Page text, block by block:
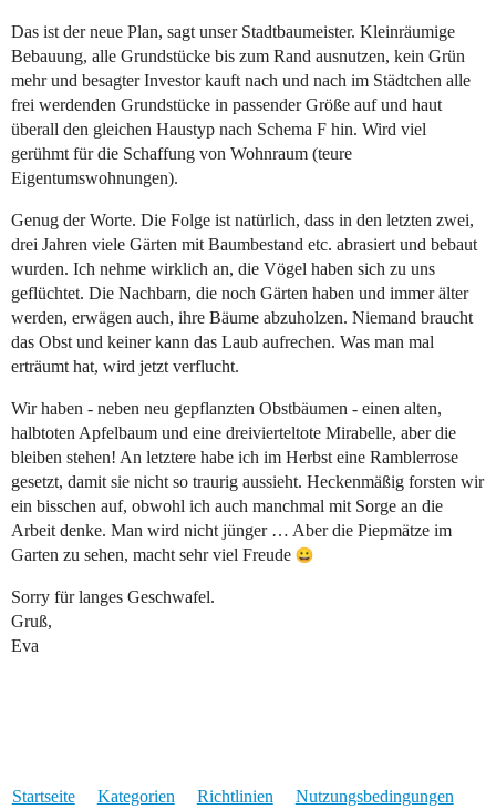
Das ist der neue Plan, sagt unser Stadtbaumeister. Kleinräumige
Bebauung, alle Grundstücke bis zum Rand ausnutzen, kein Grün
mehr und besagter Investor kauft nach und nach im Städtchen alle
frei werdenden Grundstücke in passender Größe auf und haut
überall den gleichen Haustyp nach Schema F hin. Wird viel
gerühmt für die Schaffung von Wohnraum (teure
Eigentumswohnungen).
Genug der Worte. Die Folge ist natürlich, dass in den letzten zwei,
drei Jahren viele Gärten mit Baumbestand etc. abrasiert und bebaut
wurden. Ich nehme wirklich an, die Vögel haben sich zu uns
geflüchtet. Die Nachbarn, die noch Gärten haben und immer älter
werden, erwägen auch, ihre Bäume abzuholzen. Niemand braucht
das Obst und keiner kann das Laub aufrechen. Was man mal
erträumt hat, wird jetzt verflucht.
Wir haben - neben neu gepflanzten Obstbäumen - einen alten,
halbtoten Apfelbaum und eine dreivierteltote Mirabelle, aber die
bleiben stehen! An letztere habe ich im Herbst eine Ramblerrose
gesetzt, damit sie nicht so traurig aussieht. Heckenmäßig forsten wir
ein bisschen auf, obwohl ich auch manchmal mit Sorge an die
Arbeit denke. Man wird nicht jünger … Aber die Piepmätze im
Garten zu sehen, macht sehr viel Freude
Sorry für langes Geschwafel.
Gruß,
Eva
Startseite Kategorien Richtlinien Nutzungsbedingungen